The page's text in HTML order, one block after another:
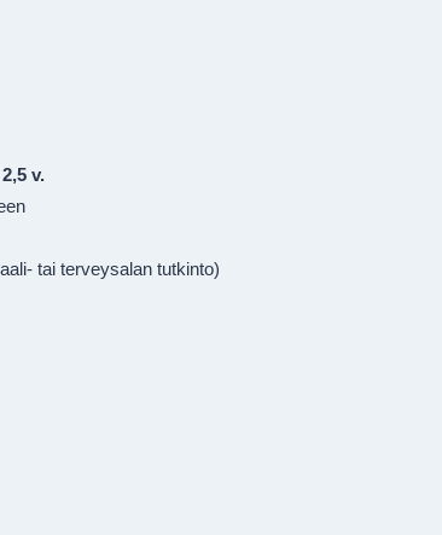
v.
tai terveysalan tutkinto)